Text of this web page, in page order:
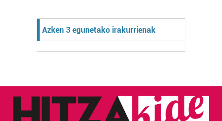
Azken 3 egunetako irakurrienak